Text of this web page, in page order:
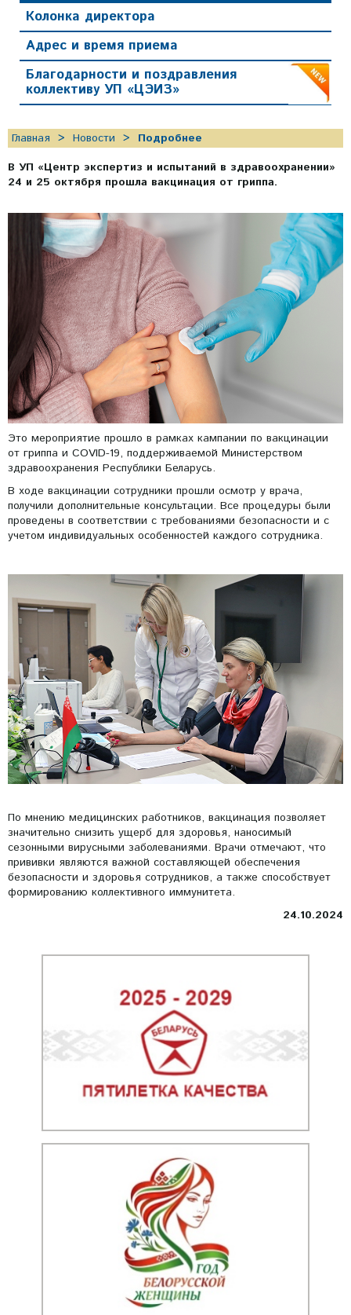
Колонка директора
Адрес и время приема
Благодарности и поздравления
коллективу УП «ЦЭИЗ»
Главная Новости
Подробнее
В УП «Центр экспертиз и испытаний в здравоохранении»
24 и 25 октября прошла вакцинация от гриппа.
Это мероприятие прошло в рамках кампании по вакцинации
от гриппа и COVID-19, поддерживаемой Министерством
здравоохранения Республики Беларусь.
В ходе вакцинации сотрудники прошли осмотр у врача,
получили дополнительные консультации. Все процедуры были
проведены в соответствии с требованиями безопасности и с
учетом индивидуальных особенностей каждого сотрудника.
По мнению медицинских работников, вакцинация позволяет
значительно снизить ущерб для здоровья, наносимый
сезонными вирусными заболеваниями. Врачи отмечают, что
прививки являются важной составляющей обеспечения
безопасности и здоровья сотрудников, а также способствует
формированию коллективного иммунитета.
24.10.2024